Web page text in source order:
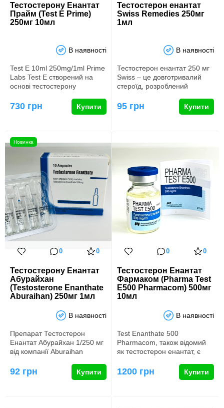
Тестостерону Енантат
Прайм (Test E Prime)
250мг 10мл
В наявності
Test E 10ml 250mg/1ml Prime
Labs Test E створений на
основі тестостерону
воло…
730 грн Купити
Тестостерон енантат
Swiss Remedies 250мг
1мл
В наявності
Тестостерон енантат 250 мг
Swiss – це довготривалий
стероїд, розроблений
як…
95 грн Купити
Новинка
0 0
Тестостерону Енантат
Абурайхан
(Testosterone Enanthate
Aburaihan) 250мг 1мл
В наявності
Препарат Тестостерон
Енантат Абурайхан 1/250 мг
від компанії Aburaihan
Інформаці…
92 грн Купити
0 0
Тестостерон Енантат
Фармаком (Pharma Test
E500 Pharmacom) 500мг
10мл
В наявності
Test Enanthate 500
Pharmacom, також відомий
як тестостерон енантат, є
розро…
1200 грн Купити